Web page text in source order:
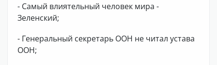
- Самый влиятельный человек мира -
Зеленский;
- Генеральный секретарь ООН не читал устава
ООН;